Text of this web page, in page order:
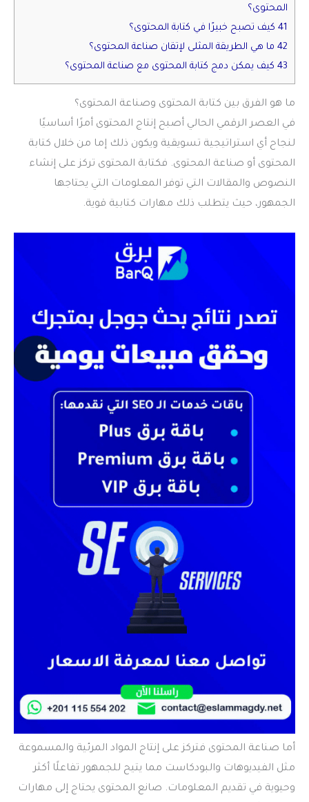
المحتوى؟
41 كيف تصبح خبيرًا في كتابة المحتوى؟
42 ما هي الطريقة المثلى لإتقان صناعة المحتوى؟
43 كيف يمكن دمج كتابة المحتوى مع صناعة المحتوى؟
ما هو الفرق بين كتابة المحتوى وصناعة المحتوى؟
في العصر الرقمي الحالي أصبح إنتاج المحتوى أمرًا أساسيًا
لنجاح أي استراتيجية تسويقية ويكون ذلك إما من خلال كتابة
المحتوى أو صناعة المحتوى. فكتابة المحتوى تركز على إنشاء
النصوص والمقالات التي توفر المعلومات التي يحتاجها
الجمهور، حيث يتطلب ذلك مهارات كتابية قوية.
أما صناعة المحتوى فتركز على إنتاج المواد المرئية والمسموعة
مثل الفيديوهات والبودكاست مما يتيح للجمهور تفاعلًا أكثر
وحيوية في تقديم المعلومات. صانع المحتوى يحتاج إلى مهارات